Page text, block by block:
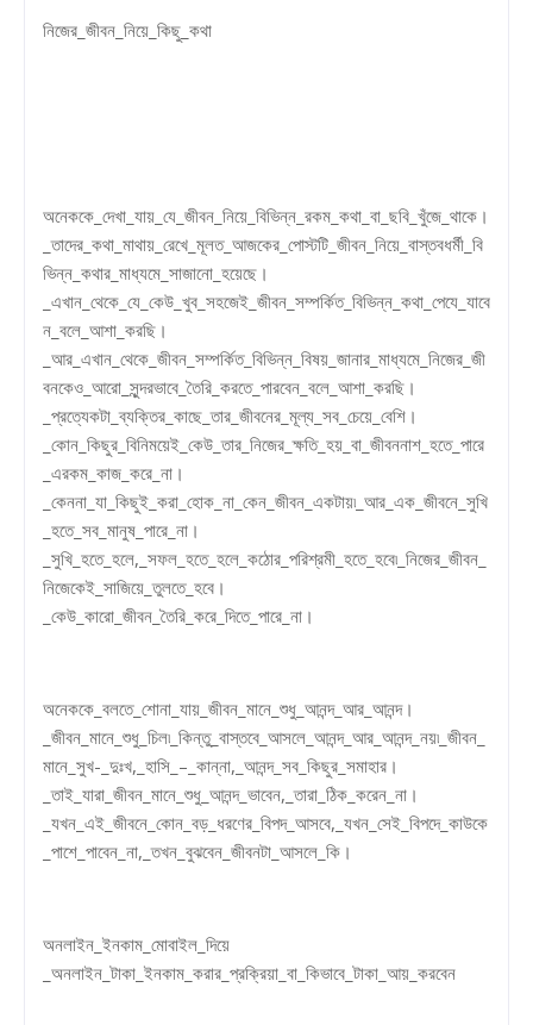
নিজের_জীবন_নিয়ে_কিছু_কথা
অনেককে_দেখা_যায়_যে_জীবন_নিয়ে_বিভিন্ন_রকম_কথা_বা_ছবি_খুঁজে_থাকে।
_তাদের_কথা_মাথায়_রেখে_মূলত_আজকের_পোস্টটি_জীবন_নিয়ে_বাস্তবধর্মী_বি
ভিন্ন_কথার_মাধ্যমে_সাজানো_হয়েছে।
_এখান_থেকে_যে_কেউ_খুব_সহজেই_জীবন_সম্পর্কিত_বিভিন্ন_কথা_পেযে_যাবে
ন_বলে_আশা_করছি।
_আর_এখান_থেকে_জীবন_সম্পর্কিত_বিভিন্ন_বিষয়_জানার_মাধ্যমে_নিজের_জী
বনকেও_আরো_সুন্দরভাবে_তৈরি_করতে_পারবেন_বলে_আশা_করছি।
_প্রত্যেকটা_ব্যক্তির_কাছে_তার_জীবনের_মূল্য_সব_চেয়ে_বেশি।
_কোন_কিছুর_বিনিময়েই_কেউ_তার_নিজের_ক্ষতি_হয়_বা_জীবননাশ_হতে_পারে
_এরকম_কাজ_করে_না।
_কেননা_যা_কিছুই_করা_হোক_না_কেন_জীবন_একটায়৷_আর_এক_জীবনে_সুখি
_হতে_সব_মানুষ_পারে_না।
_সুখি_হতে_হলে,_সফল_হতে_হলে_কঠোর_পরিশ্রমী_হতে_হবে৷_নিজের_জীবন_
নিজেকেই_সাজিয়ে_তুলতে_হবে।
_কেউ_কারো_জীবন_তৈরি_করে_দিতে_পারে_না।
অনেককে_বলতে_শোনা_যায়_জীবন_মানে_শুধু_আনন্দ_আর_আনন্দ।
_জীবন_মানে_শুধু_চিল৷_কিন্তু_বাস্তবে_আসলে_আনন্দ_আর_আনন্দ_নয়৷_জীবন_
মানে_সুখ-_দুঃখ,_হাসি_–_কান্না,_আনন্দ_সব_কিছুর_সমাহার।
_তাই_যারা_জীবন_মানে_শুধু_আনন্দ_ভাবেন,_তারা_ঠিক_করেন_না।
_যখন_এই_জীবনে_কোন_বড়_ধরণের_বিপদ_আসবে,_যখন_সেই_বিপদে_কাউকে
_পাশে_পাবেন_না,_তখন_বুঝবেন_জীবনটা_আসলে_কি।
অনলাইন_ইনকাম_মোবাইল_দিয়ে
_অনলাইন_টাকা_ইনকাম_করার_প্রক্রিয়া_বা_কিভাবে_টাকা_আয়_করবেন